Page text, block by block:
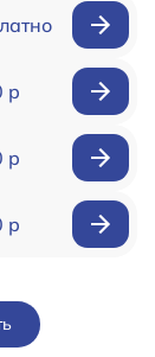
р
р
р